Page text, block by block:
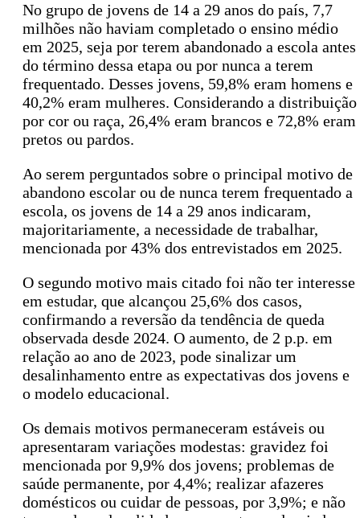
No grupo de jovens de 14 a 29 anos do país, 7,7
milhões não haviam completado o ensino médio
em 2025, seja por terem abandonado a escola antes
do término dessa etapa ou por nunca a terem
frequentado. Desses jovens, 59,8% eram homens e
40,2% eram mulheres. Considerando a distribuição
por cor ou raça, 26,4% eram brancos e 72,8% eram
pretos ou pardos.
Ao serem perguntados sobre o principal motivo de
abandono escolar ou de nunca terem frequentado a
escola, os jovens de 14 a 29 anos indicaram,
majoritariamente, a necessidade de trabalhar,
mencionada por 43% dos entrevistados em 2025.
O segundo motivo mais citado foi não ter interesse
em estudar, que alcançou 25,6% dos casos,
confirmando a reversão da tendência de queda
observada desde 2024. O aumento, de 2 p.p. em
relação ao ano de 2023, pode sinalizar um
desalinhamento entre as expectativas dos jovens e
o modelo educacional.
Os demais motivos permaneceram estáveis ou
apresentaram variações modestas: gravidez foi
mencionada por 9,9% dos jovens; problemas de
saúde permanente, por 4,4%; realizar afazeres
domésticos ou cuidar de pessoas, por 3,9%; e não